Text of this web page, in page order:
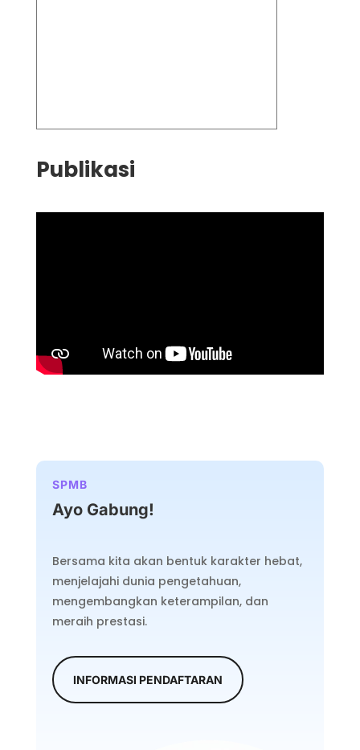
Publikasi
SPMB
Ayo Gabung!
Bersama kita akan bentuk karakter hebat,
menjelajahi dunia pengetahuan,
mengembangkan keterampilan, dan
meraih prestasi.
INFORMASI PENDAFTARAN